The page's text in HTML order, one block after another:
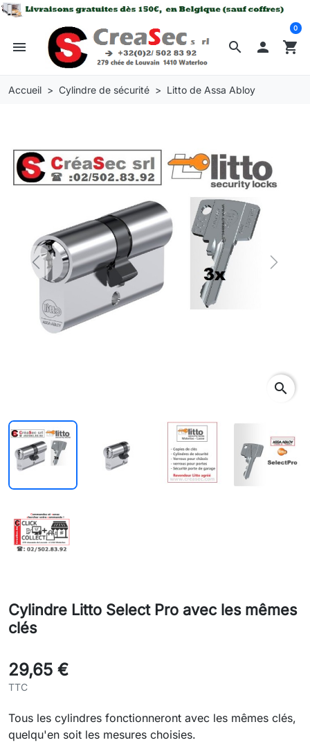
search
menu  shopping_cart
0
Accueil Cylindre de sécurité Litto de Assa Abloy
Previous Next
Cylindre Litto Select Pro avec les mêmes
clés
29,65 €
TTC
Tous les cylindres fonctionneront avec les mêmes clés,
quelqu'en soit les mesures choisies.